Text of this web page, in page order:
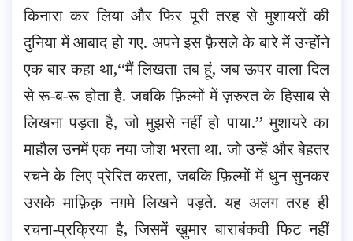
किनारा कर लिया और फिर पूरी तरह से मुशायरों की
दुनिया में आबाद हो गए. अपने इस फ़ैसले के बारे में उन्होंने
एक बार कहा था,‘‘मैं लिखता तब हूं, जब ऊपर वाला दिल
से रू-ब-रू होता है. जबकि फ़िल्मों में ज़रुरत के हिसाब से
लिखना पड़ता है, जो मुझसे नहीं हो पाया.’’ मुशायरे का
माहौल उनमें एक नया जोश भरता था. जो उन्हें और बेहतर
रचने के लिए प्रेरित करता, जबकि फ़िल्मों में धुन सुनकर
उसके माफ़िक़ नग़मे लिखने पड़ते. यह अलग तरह ही
रचना-प्रक्रिया है, जिसमें ख़ुमार बाराबंकवी फिट नहीं